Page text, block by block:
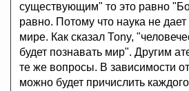
существующим" то это равно
равно. Потому что наука не дает
мире. Как сказал Тоny,
будет познавать мир". Другим
те же вопросы. В зависимости
можно будет причислить